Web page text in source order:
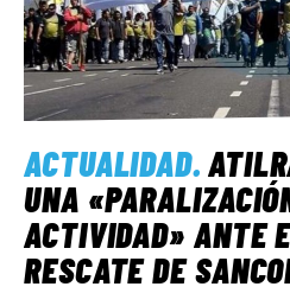
ACTUALIDAD.
UNA
ACTIVIDAD» ANTE
RESCATE DE